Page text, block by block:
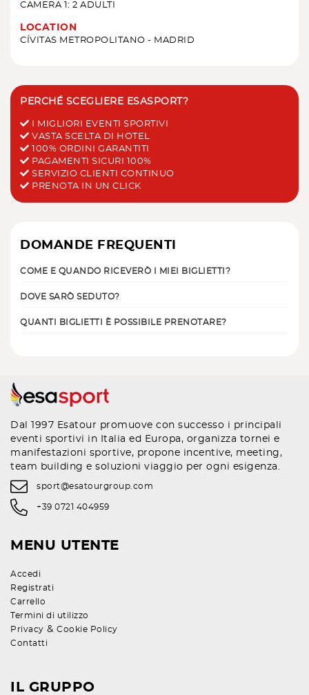
CAMERA 1: 2 ADULTI
LOCATION
CÍVITAS METROPOLITANO - MADRID
PERCHÉ SCEGLIERE ESASPORT?
I MIGLIORI EVENTI SPORTIVI
VASTA SCELTA DI HOTEL
100% ORDINI GARANTITI
PAGAMENTI SICURI 100%
SERVIZIO CLIENTI CONTINUO
PRENOTA IN UN CLICK
DOMANDE FREQUENTI
COME E QUANDO RICEVERÒ I MIEI BIGLIETTI?
DOVE SARÒ SEDUTO?
QUANTI BIGLIETTI È POSSIBILE PRENOTARE?
Dal 1997 Esatour promuove con successo i principali
eventi sportivi in Italia ed Europa, organizza tornei e
manifestazioni sportive, propone incentive, meeting,
team building e soluzioni viaggio per ogni esigenza.
sport@esatourgroup.com
+39 0721 404959
MENU UTENTE
Accedi
Registrati
Carrello
Termini di utilizzo
Privacy & Cookie Policy
Contatti
IL GRUPPO